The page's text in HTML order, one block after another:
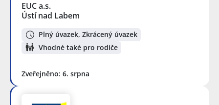
EUC a.s.
Ústí nad Labem
Plný úvazek, Zkrácený úvazek
Vhodné také pro rodiče
Zveřejněno: 6. srpna